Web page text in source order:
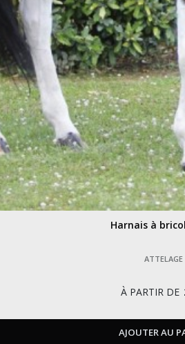
Harnais à
ATTELAGE
À PARTIR DE
AJOUTER AU